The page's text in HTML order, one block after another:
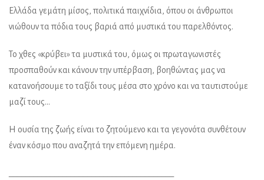
Ελλάδα γεμάτη μίσος, πολιτικά παιχνίδια, όπου οι άνθρωποι
νιώθουν τα πόδια τους βαριά από μυστικά του παρελθόντος.
Το χθες «κρύβει» τα μυστικά του, όμως οι πρωταγωνιστές
προσπαθούν και κάνουν την υπέρβαση, βοηθώντας μας να
κατανοήσουμε το ταξίδι τους μέσα στο χρόνο και να ταυτιστούμε
μαζί τους…
Η ουσία της ζωής είναι το ζητούμενο και τα γεγονότα συνθέτουν
έναν κόσμο που αναζητά την επόμενη ημέρα.